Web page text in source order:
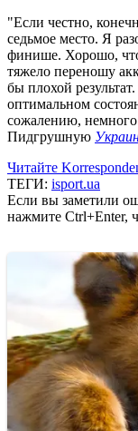
"Если честно,
седьмое место. Я
финише. Хорошо,
тяжело переношу
бы плохой
оптимальном
сожалению,
Пидгрушную
Читайте
ТЕГИ: isport.ua
Если вы заметили
нажмите Ctrl+Enter,